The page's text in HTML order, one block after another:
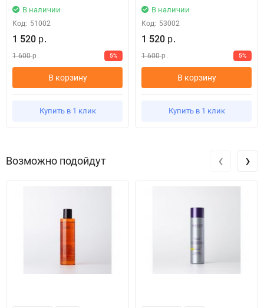
В наличии
Код: 51002
1 520 р.
1 600р. 5%
В корзину
Купить в 1 клик
В наличии
Код: 53002
1 520 р.
1 600р. 5%
В корзину
Купить в 1 клик
Возможно подойдут ‹ ›